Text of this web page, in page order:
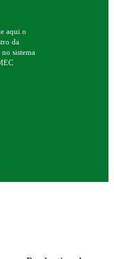
aqui o
da
sistema